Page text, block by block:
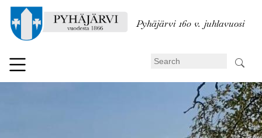
toPyhäjärvi 160 v. juhlavuosi
Search